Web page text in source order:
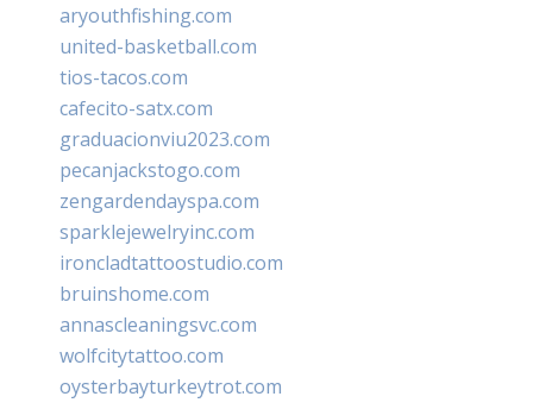
aryouthfishing.com
united-basketball.com
tios-tacos.com
cafecito-satx.com
graduacionviu2023.com
pecanjackstogo.com
zengardendayspa.com
sparklejewelryinc.com
ironcladtattoostudio.com
bruinshome.com
annascleaningsvc.com
wolfcitytattoo.com
oysterbayturkeytrot.com